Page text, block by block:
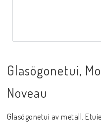
Glasögonetui,
Noveau
Glasögonetui av metall.